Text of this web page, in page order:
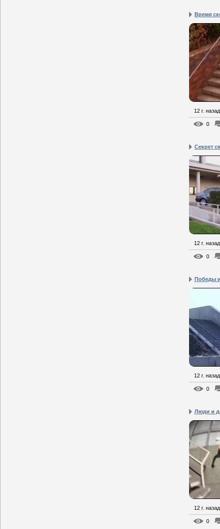
Время
12 г. назад
0
Секрет
12 г. назад
0
Победы
12 г. назад
0
Люди и
12 г. назад
0